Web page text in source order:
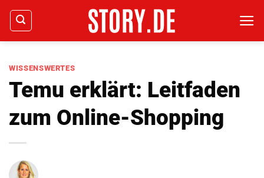
Zum
Inhalt
springen
WISSENSWERTES
Temu erklärt: Leitfaden
zum Online-Shopping